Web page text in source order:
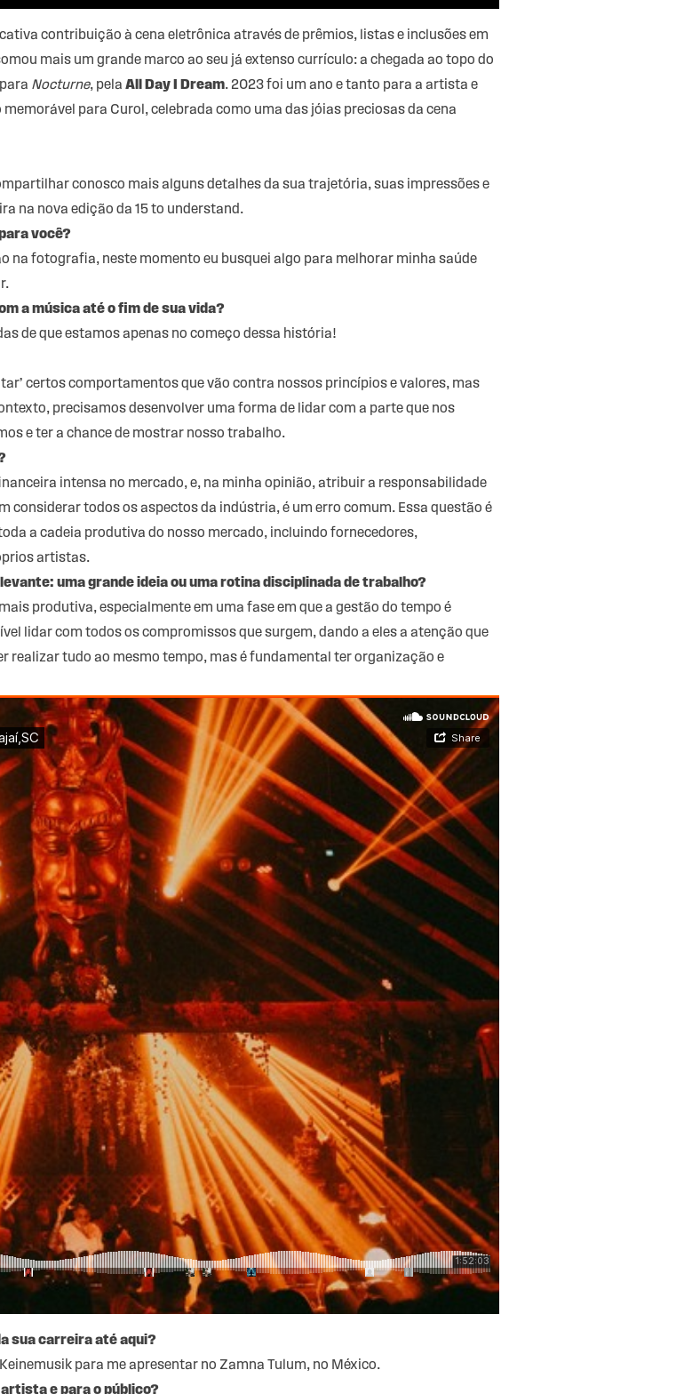
contribuição à cena eletrônica através de prêmios, listas e inclusões em
mais um grande marco ao seu já extenso currículo: a chegada ao topo do
Nocturne, pela All Day I Dream. 2023 foi um ano e tanto para a artista e
para Curol, celebrada como uma das jóias preciosas da cena
conosco mais alguns detalhes da sua trajetória, suas impressões e
na nova edição da 15 to understand.
você?
na fotografia, neste momento eu busquei algo para melhorar minha saúde
a música até o fim de sua vida?
de que estamos apenas no começo dessa história!
certos comportamentos que vão contra nossos princípios e valores, mas
precisamos desenvolver uma forma de lidar com a parte que nos
e ter a chance de mostrar nosso trabalho.
intensa no mercado, e, na minha opinião, atribuir a responsabilidade
considerar todos os aspectos da indústria, é um erro comum. Essa questão é
a cadeia produtiva do nosso mercado, incluindo fornecedores,
artistas.
uma grande ideia ou uma rotina disciplinada de trabalho?
produtiva, especialmente em uma fase em que a gestão do tempo é
lidar com todos os compromissos que surgem, dando a eles a atenção que
realizar tudo ao mesmo tempo, mas é fundamental ter organização e
sua carreira até aqui?
para me apresentar no Zamna Tulum, no México.
e para o público?